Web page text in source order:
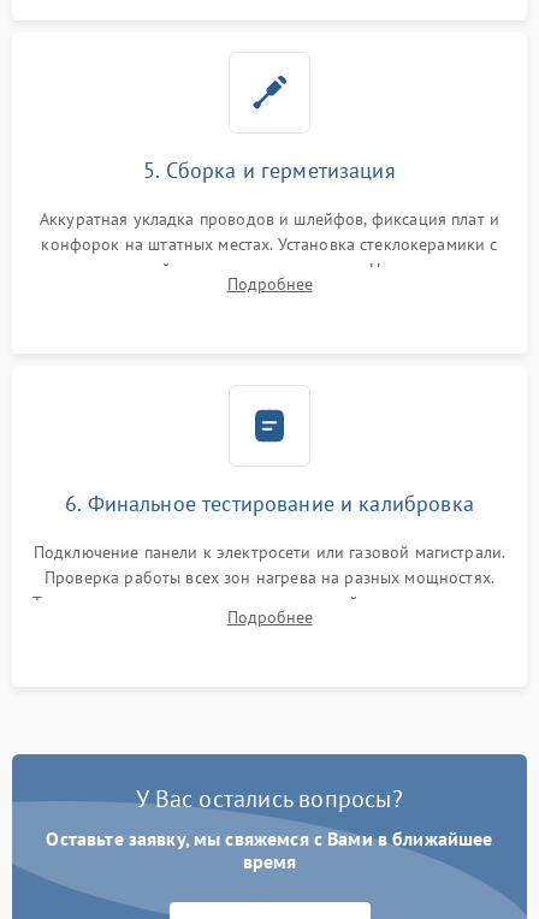
5. Сборка и герметизация
Аккуратная укладка проводов и шлейфов, фиксация плат и
конфорок на штатных местах. Установка стеклокерамики с
проверкой равномерности зазоров. Нанесение
термостойкого герметика или укладка уплотнительной
Подробнее
6. Финальное тестирование и калибровка
Подключение панели к электросети или газовой магистрали.
Проверка работы всех зон нагрева на разных мощностях.
Тестирование сенсорного управления, таймера, индикаторов
остаточного тепла и систем защиты от перегрева.
Подробнее
У Вас остались вопросы?
Оставьте заявку, мы свяжемся с Вами в ближайшее
время